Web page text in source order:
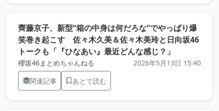
齊藤京子、新型“箱の中身は何だろな”でやっぱり爆
笑巻き起こす 佐々木久美＆佐々木美玲と日向坂46
トークも「『ひなあい』最近どんな感じ？」
櫻坂46まとめちゃんねる
2026年5月13日 15:40
関連記事
あとで読む